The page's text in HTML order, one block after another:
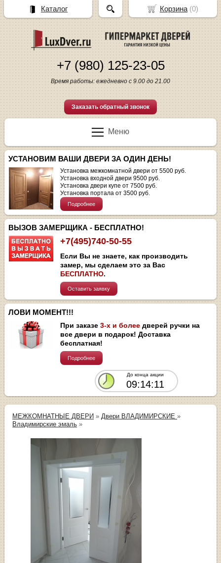
+7 (980) 125-23-05
Время работы: ежедневно с 9.00 до 21.00
Заказать обратный звонок
Меню
УСТАНОВИМ ВАШИ ДВЕРИ ЗА ОДИН ДЕНЬ!
Установка межкомнатной двери от 5500 руб.
Установка входной двери 9500 руб.
Установка двери купе от 7500 руб.
Установка портала от 3500 руб.
Подробнее
ВЫЗОВ ЗАМЕРЩИКА - БЕСПЛАТНО!
+7(495)740-50-55
Если Вы не знаете, как производить
замер, мы сделаем это за Вас
БЕСПЛАТНО.
Оставить заявку
ЛОВИ МОМЕНТ!!!
При заказе3-х и более дверей ручки на
все двери в подарок! Доставка
бесплатная!
Подробнее
До конца акции
09:14:11
МЕЖКОМНАТНЫЕ ДВЕРИ » Двери ВЛАДИМИРСКИЕ»
Владимирские эмаль »
Корзина(0)
Каталог